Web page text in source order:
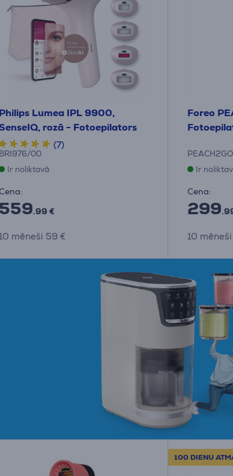
Philips Lumea IPL 9900,
rozā - Fotoepilators
(7)
BRI976/00
Ir noliktavā
559.99 €
mēneši 59 €
Foreo
Ir
Cena:
299
10
100 DIENU